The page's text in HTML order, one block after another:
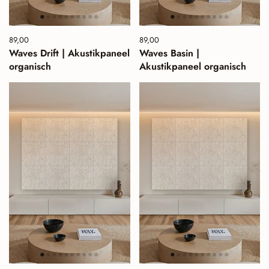
Preis:
89,00
Waves Drift | Akustikpaneel
organisch
Preis:
89,00
Waves Basin |
Akustikpaneel organisch